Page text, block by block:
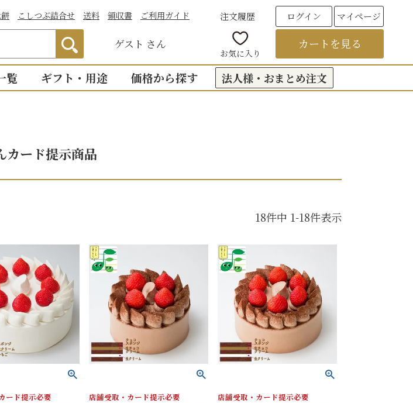
こしつぶ詰合せ 送料 領収書 ご利用ガイド
ゲスト さん
注文履歴 ログイン マイページ
お気に入り
カートを見る
ついつい
【かす紙包み】贈答・薄皮饅頭
覧
品一覧
ギフト・用途
長寿のお祝い
お盆・お彼岸
プチギフト
手提げ紙袋
eギフト
価格から探す
〜 円
検索
法人様・おまとめ注文
カード提示商品
18件中 1-18件表示
ード提示必要 店舗受取・カード提示必要 店舗受取・カード提示必要